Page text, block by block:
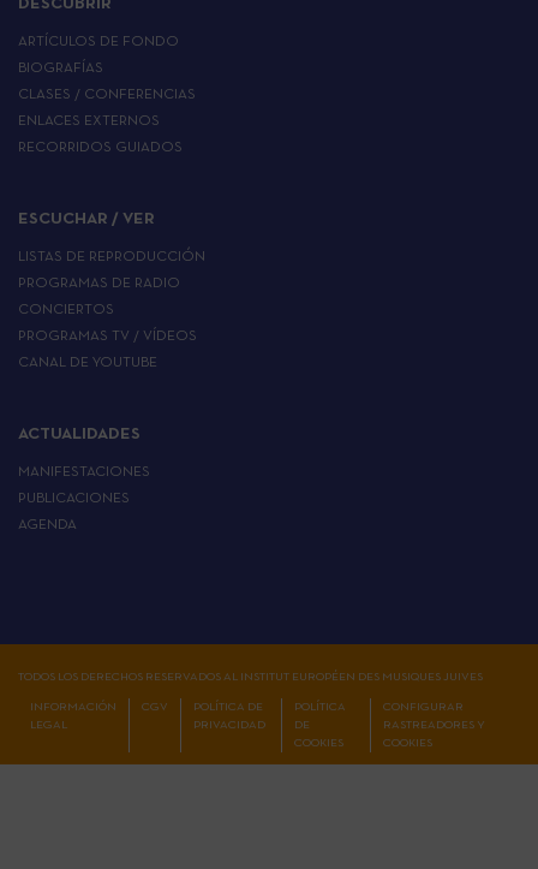
DESCUBRIR
ARTÍCULOS DE FONDO
BIOGRAFÍAS
CLASES / CONFERENCIAS
ENLACES EXTERNOS
RECORRIDOS GUIADOS
ESCUCHAR / VER
LISTAS DE REPRODUCCIÓN
PROGRAMAS DE RADIO
CONCIERTOS
PROGRAMAS TV / VÍDEOS
CANAL DE YOUTUBE
ACTUALIDADES
MANIFESTACIONES
PUBLICACIONES
AGENDA
TODOS LOS DERECHOS RESERVADOS AL INSTITUT EUROPÉEN DES MUSIQUES JUIVES
INFORMACIÓN
LEGAL
CGV
POLÍTICA DE
PRIVACIDAD
POLÍTICA
DE
COOKIES
CONFIGURAR
RASTREADORES Y
COOKIES